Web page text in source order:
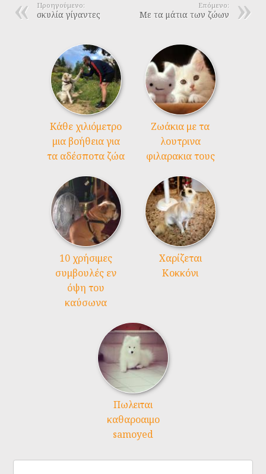
Επόμενο:
Με τα μάτια των ζώων
Προηγούμενο:
σκυλία γίγαντες
Kάθε χιλιόμετρο
μια βοήθεια για
τα αδέσποτα ζώα
Ζωάκια με τα
λουτρινα
φιλαρακια τους
10 χρήσιμες
συμβουλές εν
όψη του
καύσωνα
Χαρίζεται
Κοκκόνι
Πωλειται
καθαροαιμο
samoyed